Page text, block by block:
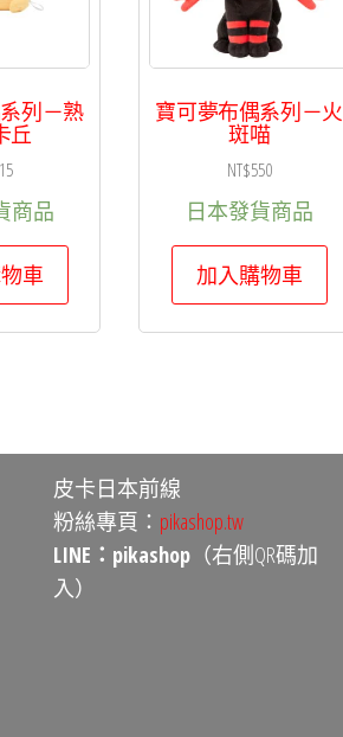
列－熟
丘
商品
車
寶可夢布偶系列－火
斑喵
NT$550
日本發貨商品
加入購物車
皮卡日本前線
粉絲專頁： pikashop.tw
LINE：pikashop （右側QR碼加
入）